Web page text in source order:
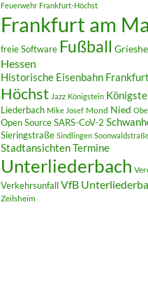
Feuerwehr Frankfurt-Höchst
Frankfurt am
freie Software Fußball
Hessen
Historische Eisenbahn Frankfurt
Höchst Jazz Königstein
Liederbach Mike Josef Mond Nied
Open SourceSARS-CoV-2
Sieringstraße Sindlingen
StadtansichtenTermine
Unterliederbach
VerkehrsunfallVfB
Zeilsheim